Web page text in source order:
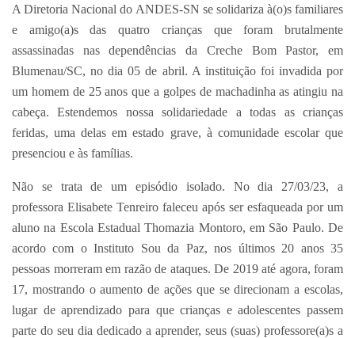
A Diretoria Nacional do ANDES-SN se solidariza à(o)s familiares
e amigo(a)s das quatro crianças que foram brutalmente
assassinadas nas dependências da Creche Bom Pastor, em
Blumenau/SC, no dia 05 de abril. A instituição foi invadida por
um homem de 25 anos que a golpes de machadinha as atingiu na
cabeça. Estendemos nossa solidariedade a todas as crianças
feridas, uma delas em estado grave, à comunidade escolar que
presenciou e às famílias.
Não se trata de um episódio isolado. No dia 27/03/23, a
professora Elisabete Tenreiro faleceu após ser esfaqueada por um
aluno na Escola Estadual Thomazia Montoro, em São Paulo. De
acordo com o Instituto Sou da Paz, nos últimos 20 anos 35
pessoas morreram em razão de ataques. De 2019 até agora, foram
17, mostrando o aumento de ações que se direcionam a escolas,
lugar de aprendizado para que crianças e adolescentes passem
parte do seu dia dedicado a aprender, seus (suas) professore(a)s a